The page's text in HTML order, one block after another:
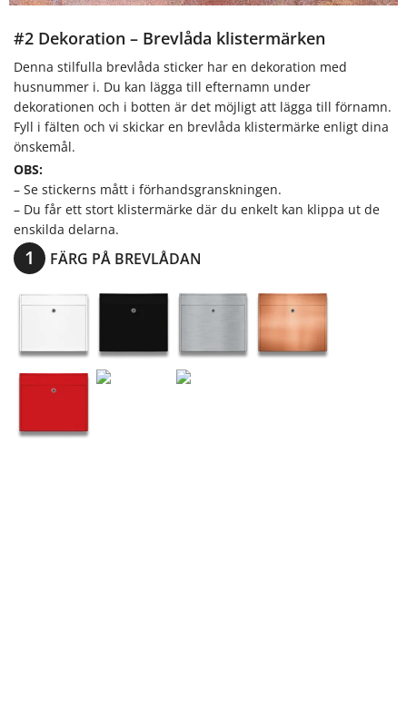
#2 Dekoration – Brevlåda klistermärken
Denna stilfulla brevlåda sticker har en dekoration med
husnummer i. Du kan lägga till efternamn under
dekorationen och i botten är det möjligt att lägga till förnamn.
Fyll i fälten och vi skickar en brevlåda klistermärke enligt dina
önskemål.
OBS:
– Se stickerns mått i förhandsgranskningen.
– Du får ett stort klistermärke där du enkelt kan klippa ut de
enskilda delarna.
FÄRG PÅ BREVLÅDAN